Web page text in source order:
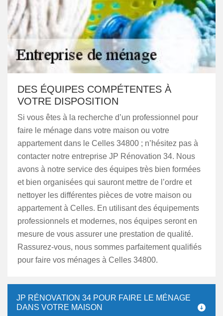
DES ÉQUIPES COMPÉTENTES À
VOTRE DISPOSITION
Si vous êtes à la recherche d’un professionnel pour
faire le ménage dans votre maison ou votre
appartement dans le Celles 34800 ; n’hésitez pas à
contacter notre entreprise JP Rénovation 34. Nous
avons à notre service des équipes très bien formées
et bien organisées qui sauront mettre de l’ordre et
nettoyer les différentes pièces de votre maison ou
appartement à Celles. En utilisant des équipements
professionnels et modernes, nos équipes seront en
mesure de vous assurer une prestation de qualité.
Rassurez-vous, nous sommes parfaitement qualifiés
pour faire vos ménages à Celles 34800.
JP RÉNOVATION 34 POUR FAIRE LE MÉNAGE
DANS VOTRE MAISON